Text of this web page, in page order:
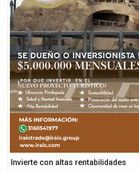
Invierte con altas rentabilidades